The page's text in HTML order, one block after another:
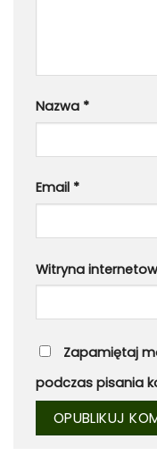
Nazwa *
Email *
Witryna
Zapamiętaj
podczas pisania